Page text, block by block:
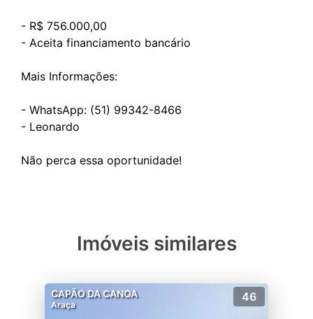
- R$ 756.000,00
- Aceita financiamento bancário
Mais Informações:
- WhatsApp: (51) 99342-8466
- Leonardo
Imóveis similares
CAPÃO DA CANOA
Araça
46